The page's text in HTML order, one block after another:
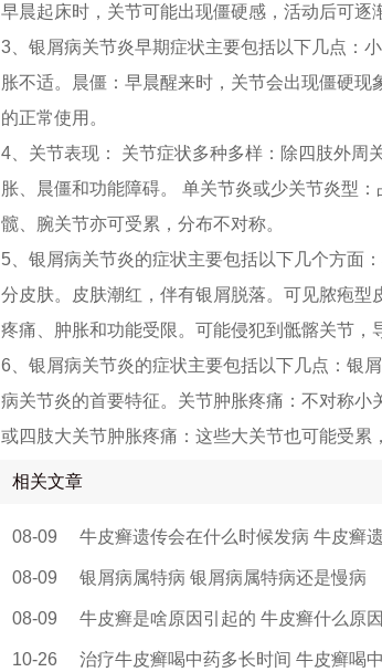
早晨起床时，关节可能出现僵硬感，活动后可逐
3、银屑病关节炎早期症状主要包括以下几点：
胀不适。晨僵：早晨醒来时，关节会出现僵硬
的正常使用。
4、关节表现： 关节症状多种多样：除四肢外周
胀、晨僵和功能障碍。 单关节炎或少关节炎型
髋、腕关节亦可受累，分布不对称。
5、银屑病关节炎的症状主要包括以下几个方面
分皮肤。皮肤潮红，伴有银屑脱落。可见脓疱
疼痛、肿胀和功能受限。可能侵犯到骶髂关节，
6、银屑病关节炎的症状主要包括以下几点：银
病关节炎的首要特征。关节肿胀疼痛：不对称
或四肢大关节肿胀疼痛：这些大关节也可能受累
相关文章
08-09 牛皮癣遗传会在什么时候发病 牛皮癣
08-09 银屑病属特病 银屑病属特病还是慢病
08-09 牛皮癣是啥原因引起的 牛皮癣什么原
10-26 治疗牛皮癣喝中药多长时间 牛皮癣喝